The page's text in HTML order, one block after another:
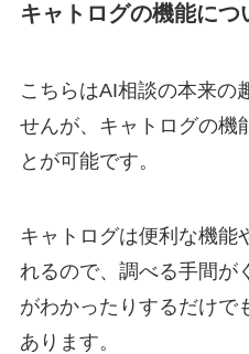
キャトログの機能につ
こちらはAI相談の本来の
せんが、 キャトログの機
とが可能です。
キャトログは便利な機能
れるので、調べる手間が
がわかったりするだけで
あります。